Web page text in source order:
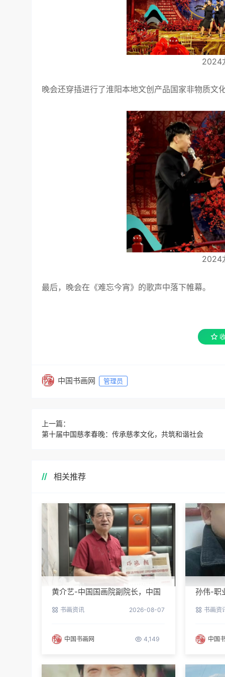
2024
晚会还穿插进行了淮阳本地文创产品国家非物质
2024
最后，晚会在《难忘今宵》的歌声中落下帷幕。
中国书画网 管理员
上一篇：
第十届中国慈孝春晚：传承慈孝文化，共筑和谐社会
相关推荐
黄介艺-中国国画院副院长，中国
书画资讯 2026-08-07
中国书画网 4,149
孙伟-职
书画资
中国